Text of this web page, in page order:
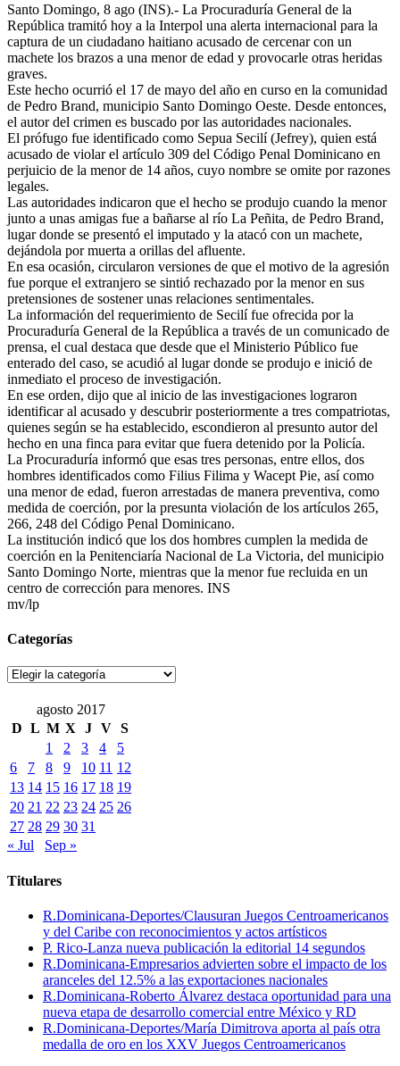
Santo Domingo, 8 ago (INS).- La Procuraduría General de la
República tramitó hoy a la Interpol una alerta internacional para la
captura de un ciudadano haitiano acusado de cercenar con un
machete los brazos a una menor de edad y provocarle otras heridas
graves.
Este hecho ocurrió el 17 de mayo del año en curso en la comunidad
de Pedro Brand, municipio Santo Domingo Oeste. Desde entonces,
el autor del crimen es buscado por las autoridades nacionales.
El prófugo fue identificado como Sepua Secilí (Jefrey), quien está
acusado de violar el artículo 309 del Código Penal Dominicano en
perjuicio de la menor de 14 años, cuyo nombre se omite por razones
legales.
Las autoridades indicaron que el hecho se produjo cuando la menor
junto a unas amigas fue a bañarse al río La Peñita, de Pedro Brand,
lugar donde se presentó el imputado y la atacó con un machete,
dejándola por muerta a orillas del afluente.
En esa ocasión, circularon versiones de que el motivo de la agresión
fue porque el extranjero se sintió rechazado por la menor en sus
pretensiones de sostener unas relaciones sentimentales.
La información del requerimiento de Secilí fue ofrecida por la
Procuraduría General de la República a través de un comunicado de
prensa, el cual destaca que desde que el Ministerio Público fue
enterado del caso, se acudió al lugar donde se produjo e inició de
inmediato el proceso de investigación.
En ese orden, dijo que al inicio de las investigaciones lograron
identificar al acusado y descubrir posteriormente a tres compatriotas,
quienes según se ha establecido, escondieron al presunto autor del
hecho en una finca para evitar que fuera detenido por la Policía.
La Procuraduría informó que esas tres personas, entre ellos, dos
hombres identificados como Filius Filima y Wacept Pie, así como
una menor de edad, fueron arrestadas de manera preventiva, como
medida de coerción, por la presunta violación de los artículos 265,
266, 248 del Código Penal Dominicano.
La institución indicó que los dos hombres cumplen la medida de
coerción en la Penitenciaría Nacional de La Victoria, del municipio
Santo Domingo Norte, mientras que la menor fue recluida en un
centro de corrección para menores. INS
mv/lp
Categorías
Categorías
agosto 2017
D L M X J V S
1
2 3 4
5
6
7 8 9 10 11 12
13 14 15 16 17 18 19
20 21 22 23 24 25 26
27 28 29 30 31
« Jul
Sep »
Titulares
R.Dominicana-Deportes/Clausuran Juegos Centroamericanos
y del Caribe con reconocimientos y actos artísticos
P. Rico-Lanza nueva publicación la editorial 14 segundos
R.Dominicana-Empresarios advierten sobre el impacto de los
aranceles del 12.5% a las exportaciones nacionales
R.Dominicana-Roberto Álvarez destaca oportunidad para una
nueva etapa de desarrollo comercial entre México y RD
R.Dominicana-Deportes/María Dimitrova aporta al país otra
medalla de oro en los XXV Juegos Centroamericanos